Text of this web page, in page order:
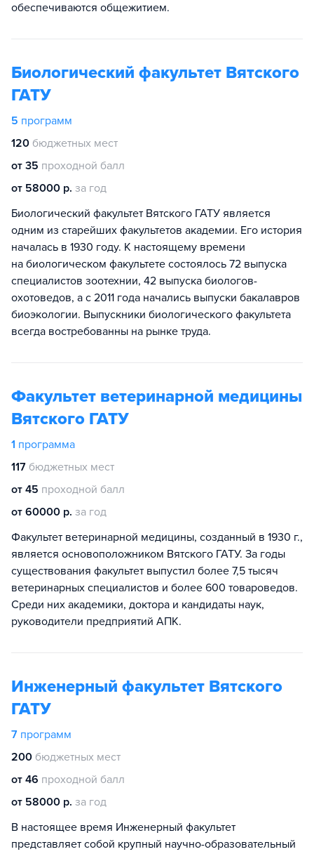
обеспечиваются общежитием.
Биологический факультет Вятского
ГАТУ
5 программ
120 бюджетных мест
от 35 проходной балл
от 58000 р. за год
Биологический факультет Вятского ГАТУ является
одним из старейших факультетов академии. Его история
началась в 1930 году. К настоящему времени
на биологическом факультете состоялось 72 выпуска
специалистов зоотехнии, 42 выпуска биологов-
охотоведов, а с 2011 года начались выпуски бакалавров
биоэкологии. Выпускники биологического факультета
всегда востребованны на рынке труда.
Факультет ветеринарной медицины
Вятского ГАТУ
1 программа
117 бюджетных мест
от 45 проходной балл
от 60000 р. за год
Факультет ветеринарной медицины, созданный в 1930 г.,
является основоположником Вятского ГАТУ. За годы
существования факультет выпустил более 7,5 тысяч
ветеринарных специалистов и более 600 товароведов.
Среди них академики, доктора и кандидаты наук,
руководители предприятий АПК.
Инженерный факультет Вятского
ГАТУ
7 программ
200 бюджетных мест
от 46 проходной балл
от 58000 р. за год
В настоящее время Инженерный факультет
представляет собой крупный научно-образовательный